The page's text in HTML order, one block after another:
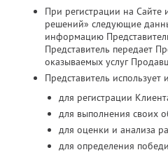
При регистрации на Сайте
решений» следующие
информацию
Представитель передает
оказываемых услуг
Представитель
для регистрации
для выполнения своих
для оценки и анализа
для определения